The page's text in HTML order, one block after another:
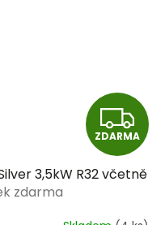
Z
D
A
ZDARMA
3,5kW R32 včetně
zdarma